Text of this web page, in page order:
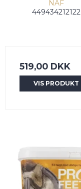
NAF
449434212122
519,00 DKK
VIS PRODUKT